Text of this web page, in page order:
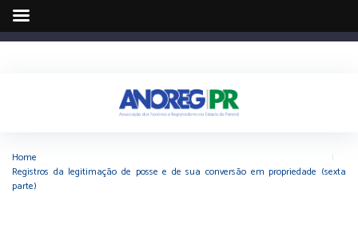
Home
Registros da legitimação de posse e de sua conversão em propriedade (sexta
parte)